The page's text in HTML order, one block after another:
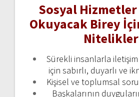
Sosyal
Okuyacak Birey
Nitelikler
Sürekli insanlarla
için sabırlı, duyarlı ve
Kişisel ve toplumsal
Başkalarının